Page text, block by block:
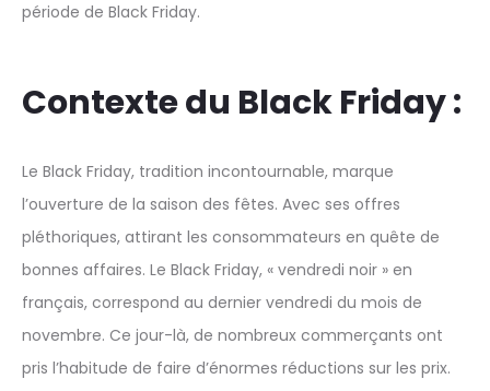
période de Black Friday.
Contexte du Black Friday :
Le Black Friday, tradition incontournable, marque
l’ouverture de la saison des fêtes. Avec ses offres
pléthoriques, attirant les consommateurs en quête de
bonnes affaires. Le Black Friday, « vendredi noir » en
français, correspond au dernier vendredi du mois de
novembre. Ce jour-là, de nombreux commerçants ont
pris l’habitude de faire d’énormes réductions sur les prix.